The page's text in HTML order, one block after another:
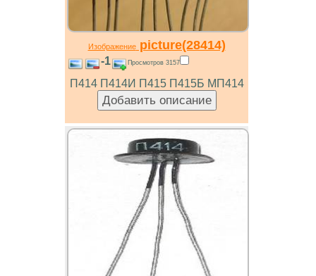
Изображениеpicture(28414)
-1 Просмотров 3157
П414 П414И П415 П415Б МП414